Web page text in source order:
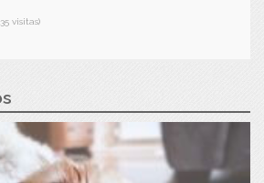
visitas)